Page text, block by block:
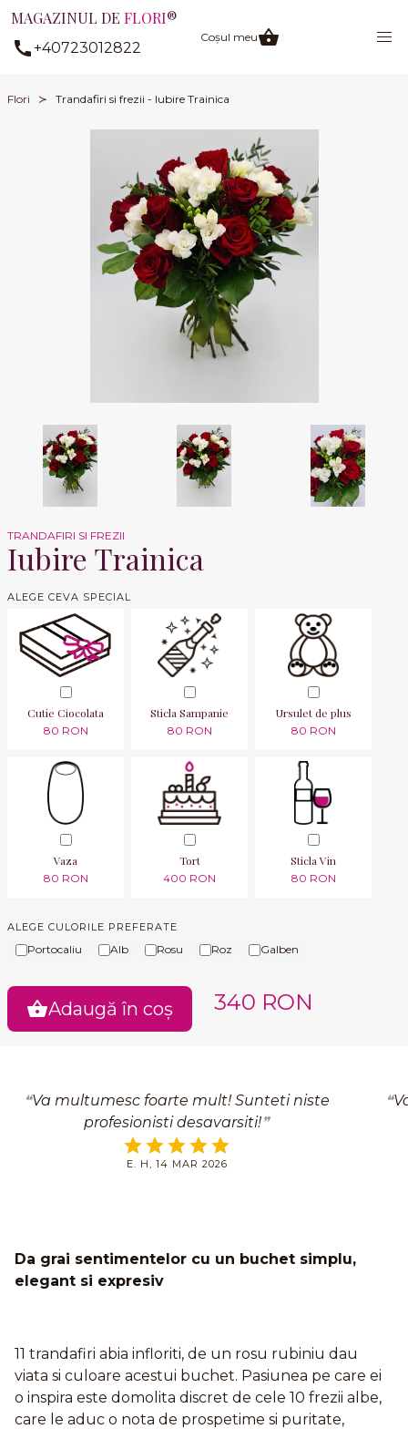
MAGAZINUL DE FLORI®
+40723012822
Coșul meu
Flori Trandafiri si frezii - Iubire Trainica
TRANDAFIRI SI FREZII
Iubire Trainica
ALEGE CEVA SPECIAL
Cutie Ciocolata
80 RON
Sticla Sampanie
80 RON
Ursulet de plus
80 RON
Vaza
80 RON
Tort
400 RON
Sticla Vin
80 RON
ALEGE CULORILE PREFERATE
Portocaliu Alb Rosu Roz Galben
Adaugă în coș 340 RON
Va multumesc foarte mult! Sunteti niste
profesionisti desavarsiti!
E. H, 14 MAR 2026
Da grai sentimentelor cu un buchet simplu,
elegant si expresiv
11 trandafiri abia infloriti, de un rosu rubiniu dau
viata si culoare acestui buchet. Pasiunea pe care ei
o inspira este domolita discret de cele 10 frezii albe,
care le aduc o nota de prospetime si puritate,